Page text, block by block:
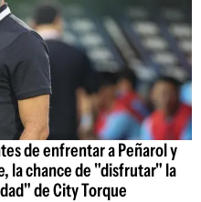
de enfrentar a Peñarol y
la chance de "disfrutar" la
de City Torque